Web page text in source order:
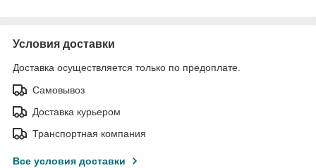
Условия доставки
Доставка осуществляется только по предоплате.
Самовывоз
Доставка курьером
Транспортная компания
Все условия доставки